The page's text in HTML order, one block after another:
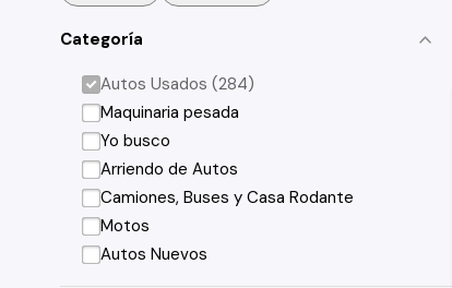
Categoría
Autos Usados (284)
Maquinaria pesada
Yo busco
Arriendo de Autos
Camiones, Buses y Casa Rodante
Motos
Autos Nuevos